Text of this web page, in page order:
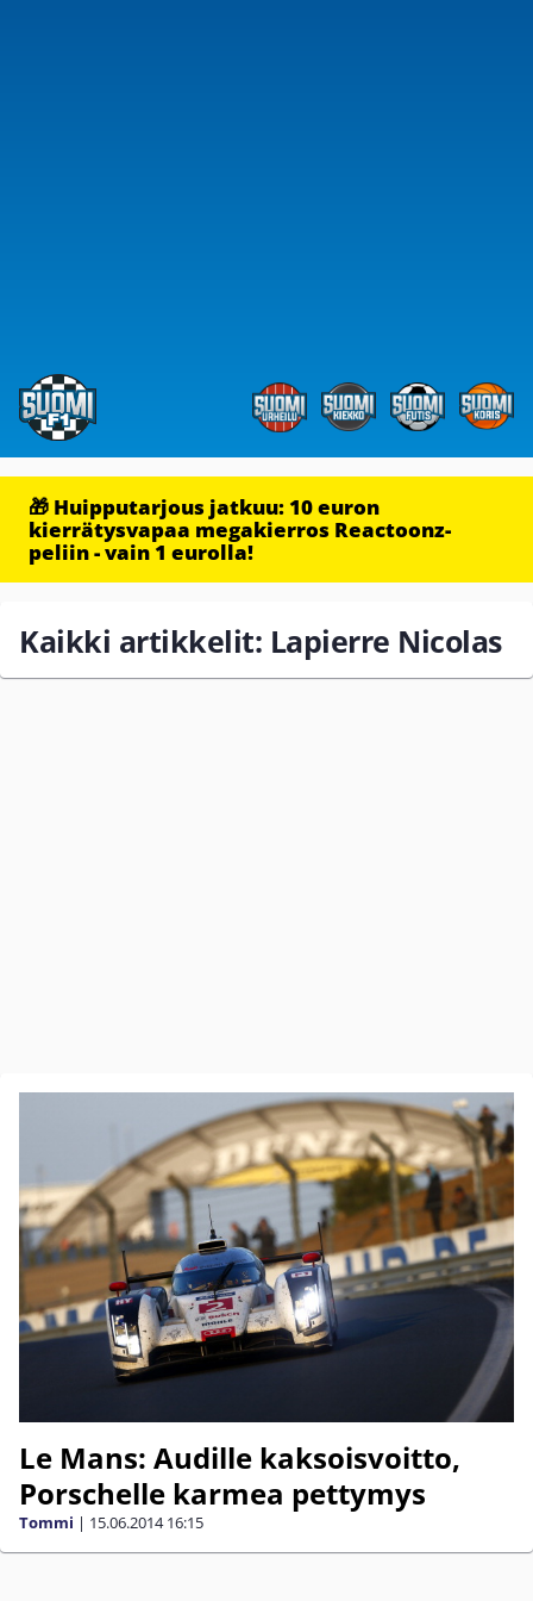
🎁 Huipputarjous jatkuu: 10 euron
kierrätysvapaa megakierros Reactoonz-
peliin - vain 1 eurolla!
Kaikki artikkelit: Lapierre Nicolas
Le Mans: Audille kaksoisvoitto,
Porschelle karmea pettymys
Tommi | 15.06.2014 16:15